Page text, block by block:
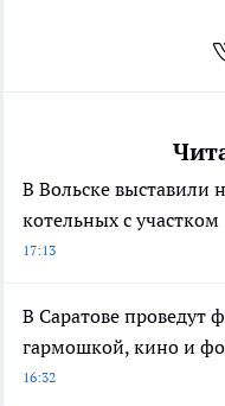
В Вольске выставили
котельных с участком
17:13
В Саратове проведут
гармошкой, кино и
16:32